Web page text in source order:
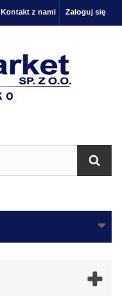
Zaloguj się
Kontakt z nami